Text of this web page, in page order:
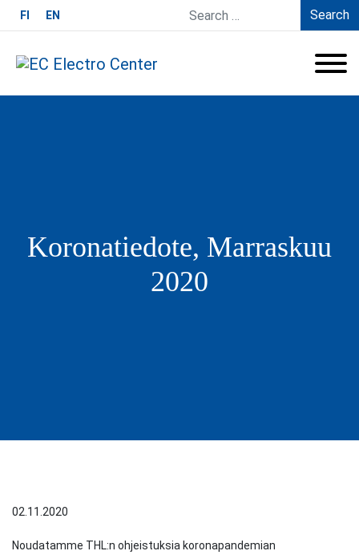
FI EN
Search
Koronatiedote, Marraskuu
2020
02.11.2020
Noudatamme THL:n ohjeistuksia koronapandemian